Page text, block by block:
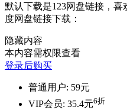
默认下载是123网盘链接，
度网盘链接下载：
隐藏内容
本内容需权限查看
登录后购买
普通用户: 59元
VIP会员: 35.4元6折